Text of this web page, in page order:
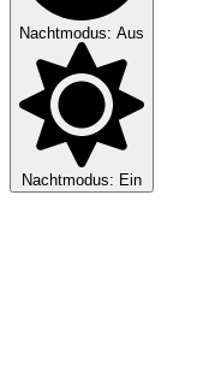
Nachtmodus: Aus
Nachtmodus: Ein